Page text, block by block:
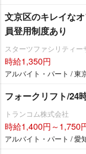
文京区のキレイな
員登用制度あり
スターツファシリティ
時給1,350円
アルバイト・パート / 東
フォークリフト/24
トランコム株式会社
時給1,400円～1,750
アルバイト・パート / 愛